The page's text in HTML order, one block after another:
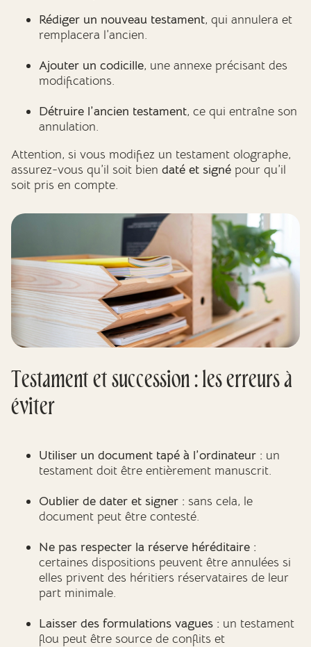
Rédiger un nouveau testament, qui annulera et
remplacera l’ancien.
Ajouter un codicille, une annexe précisant des
modifications.
Détruire l’ancien testament, ce qui entraîne son
annulation.
Attention, si vous modifiez un testament olographe,
assurez-vous qu’il soit bien daté et signé pour qu’il
soit pris en compte.
Testament et succession : les erreurs à
éviter
Utiliser un document tapé à l’ordinateur : un
testament doit être entièrement manuscrit.
Oublier de dater et signer : sans cela, le
document peut être contesté.
Ne pas respecter la réserve héréditaire :
certaines dispositions peuvent être annulées si
elles privent des héritiers réservataires de leur
part minimale.
Laisser des formulations vagues : un testament
flou peut être source de conflits et